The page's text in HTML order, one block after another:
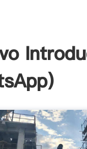
)